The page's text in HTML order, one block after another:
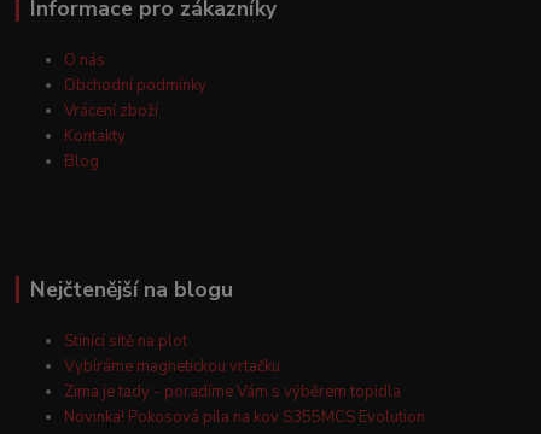
Informace pro zákazníky
O nás
Obchodní podmínky
Vrácení zboží
Kontakty
Blog
Nejčtenější na blogu
Stínící sítě na plot
Vybíráme magnetickou vrtačku
Zima je tady - poradíme Vám s výběrem topidla
Novinka! Pokosová pila na kov S355MCS Evolution